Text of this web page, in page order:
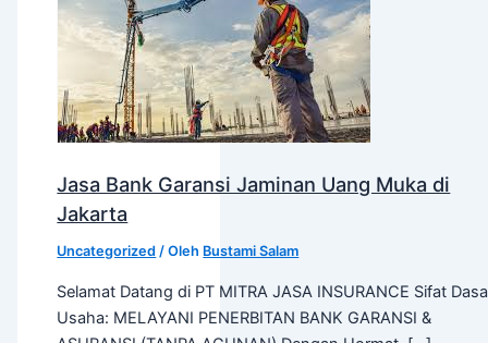
Jasa Bank Garansi Jaminan Uang Muka di
Jakarta
Uncategorized / Oleh Bustami Salam
Selamat Datang di PT MITRA JASA INSURANCE Sifat
Usaha: MELAYANI PENERBITAN BANK GARANSI &